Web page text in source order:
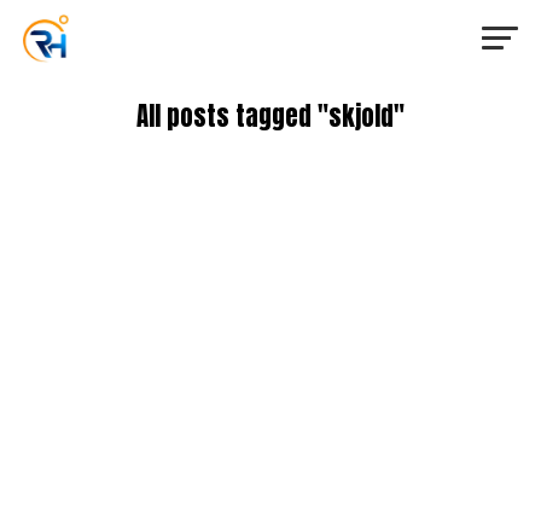
All posts tagged "skjold"